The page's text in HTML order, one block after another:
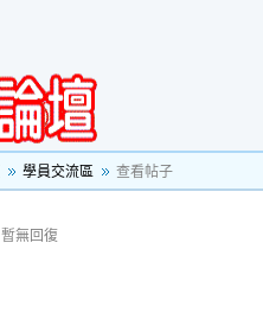
學員交流區 查看帖子
暫無回復